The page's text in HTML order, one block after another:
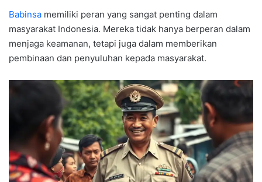
Babinsa memiliki peran yang sangat penting dalam
masyarakat Indonesia. Mereka tidak hanya berperan dalam
menjaga keamanan, tetapi juga dalam memberikan
pembinaan dan penyuluhan kepada masyarakat.